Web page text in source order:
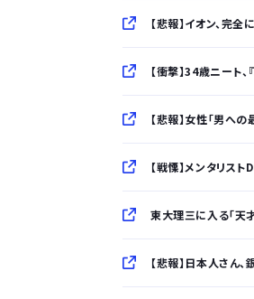
【悲報】イオン、完全
【衝撃】34歳ニート
【悲報】女性「男へ
【戦慄】メンタリスト
東大理三に入る「天才
【悲報】日本人さん、